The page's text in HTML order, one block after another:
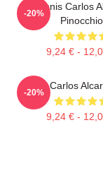
Tennis Carlos
Pinocchio
9,24 € -
-20%
Carlos
9,24 € -
-20%